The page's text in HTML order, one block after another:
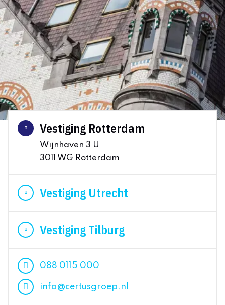
Vestiging Rotterdam
Wijnhaven 3 U
3011 WG Rotterdam
Vestiging Utrecht
Vestiging Tilburg
088 0115 000
info@certusgroep.nl